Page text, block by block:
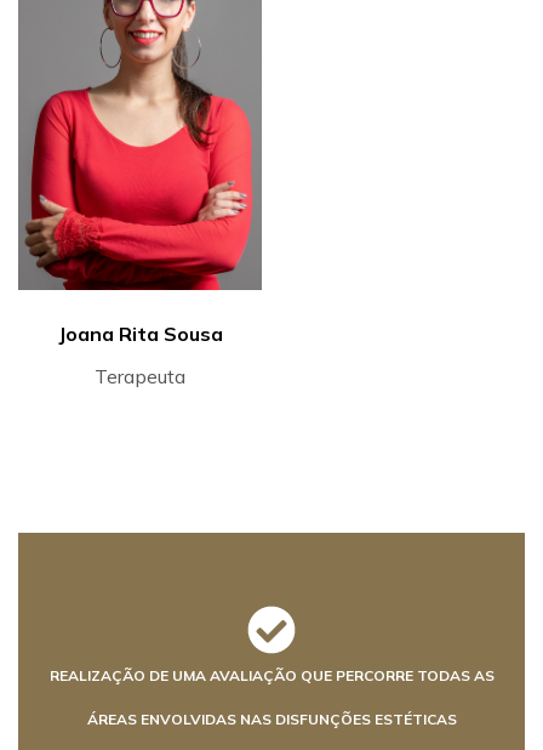
Joana Rita Sousa
Terapeuta
REALIZAÇÃO DE UMA AVALIAÇÃO QUE PERCORRE TODAS AS
ÁREAS ENVOLVIDAS NAS DISFUNÇÕES ESTÉTICAS